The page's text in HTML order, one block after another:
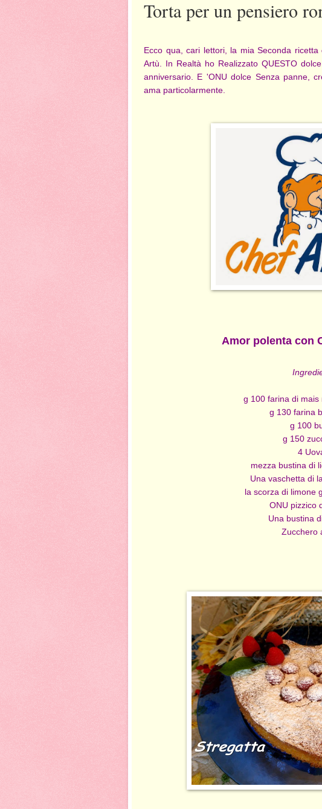
Torta per un pensiero
Ecco qua, cari lettori, la mia Seconda
Artù. In Realtà ho Realizzato QUESTO
anniversario. E 'ONU dolce Senza panne,
ama particolarmente.
Amor polenta con
g 100 farina di mais
g 130 farina
g 100
g 150
4
mezza bustina di
Una vaschetta di
la scorza di limone
ONU pizzico
Una bustina
Zucchero